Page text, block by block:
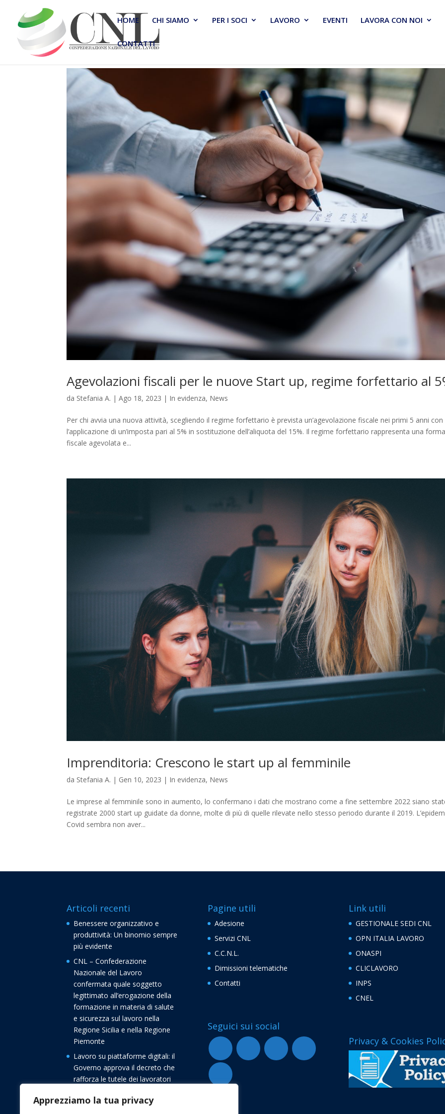
Apprezziamo la tua privacy
HOME CHI SIAMO PER I SOCI LAVORO EVENTI LAVORA CON NOI
CONTATTI
Agevolazioni fiscali per le nuove Start up, regime forfettario al
da Stefania A. |Ago 18, 2023 | In evidenza, News
Per chi avvia una nuova attività, scegliendo il regime forfettario è prevista un’agevolazione fiscale nei primi 5 anni con
l’applicazione di un’imposta pari al 5% in sostituzione dell’aliquota del 15%. Il regime forfettario rappresenta una forma
fiscale agevolata e...
Imprenditoria: Crescono le start up al femminile
da Stefania A. | Gen 10, 2023 | In evidenza, News
Le imprese al femminile sono in aumento, lo confermano i dati che mostrano come a fine settembre 2022 siano
registrate 2000 start up guidate da donne, molte di più di quelle rilevate nello stesso periodo durante il 2019.
Covid sembra non aver...
Articoli recenti
Benessere organizzativo e
produttività: Un binomio sempre
più evidente
CNL – Confederazione
Nazionale del Lavoro
confermata quale soggetto
legittimato all’erogazione della
formazione in materia di salute
e sicurezza sul lavoro nella
Regione Sicilia e nella Regione
Piemonte
Lavoro su piattaforme digitali: il
Governo approva il decreto che
rafforza le tutele dei lavoratori
Confederazione Nazionale del
Pagine utili
Adesione
Servizi CNL
C.C.N.L.
Dimissioni telematiche
Contatti
Seguici sui social
Link utili
GESTIONALE SEDI CNL
OPN ITALIA LAVORO
ONASPI
CLICLAVORO
INPS
CNEL
Privacy & Cookies